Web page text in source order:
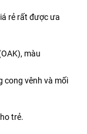
rẻ rất được ưa
màu
cong vênh và mối
trẻ.